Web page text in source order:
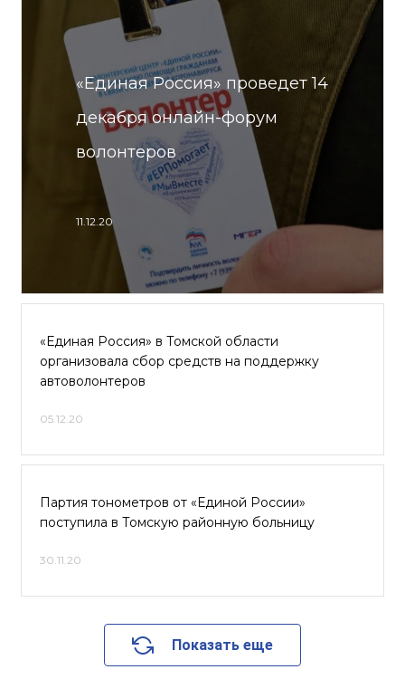
«Единая Россия» проведет 14
декабря онлайн-форум
волонтеров
11.12.20
«Единая Россия» в Томской области
организовала сбор средств на поддержку
автоволонтеров
05.12.20
Партия тонометров от «Единой России»
поступила в Томскую районную больницу
30.11.20
Показать еще